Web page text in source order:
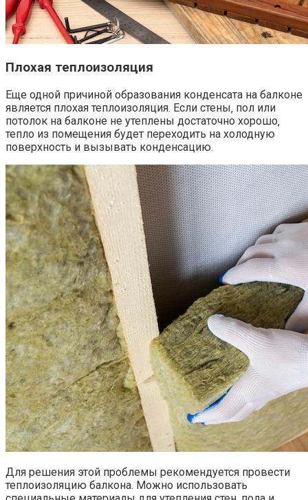
Плохая теплоизоляция
Еще одной причиной образования конденсата на балконе
является плохая теплоизоляция.​ Если стены‚ пол или
потолок на балконе не утеплены достаточно хорошо‚
тепло из помещения будет переходить на холодную
поверхность и вызывать конденсацию.​
Для решения этой проблемы рекомендуется провести
теплоизоляцию балкона.​ Можно использовать